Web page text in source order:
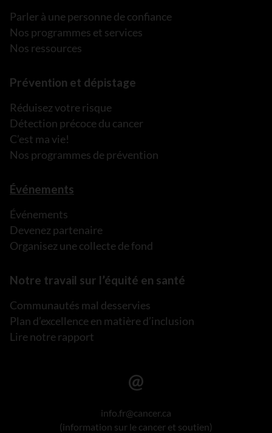
Parler à une personne de confiance
Nos programmes et services
Nos ressources
Prévention et dépistage
Réduisez votre risque
Détection précoce du cancer
C’est ma vie!
Nos programmes de prévention
Événements
Événements
Devenez partenaire
Organisez une collecte de fond
Notre travail sur l’équité en santé
Communautés mal desservies
Plan d’excellence en matière d’inclusion
Lire notre rapport
info.fr@cancer.ca
(information sur le cancer et soutien)